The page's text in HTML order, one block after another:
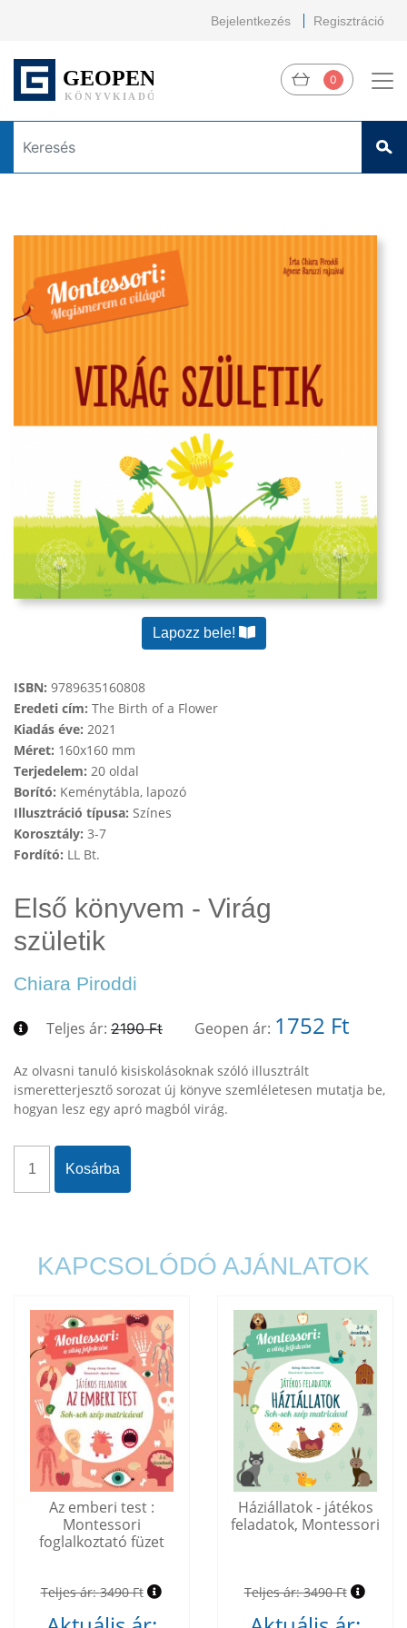
Bejelentkezés Regisztráció
0
Lapozz bele!
ISBN: 9789635160808
Eredeti cím: The Birth of a Flower
Kiadás éve: 2021
Méret: 160x160 mm
Terjedelem: 20 oldal
Borító: Keménytábla, lapozó
Illusztráció típusa: Színes
Korosztály: 3-7
Fordító: LL Bt.
Első könyvem - Virág
születik
Chiara Piroddi
Teljes ár: 2190 Ft Geopen ár: 1752 Ft
Az olvasni tanuló kisiskolásoknak szóló illusztrált
ismeretterjesztő sorozat új könyve szemléletesen mutatja be,
hogyan lesz egy apró magból virág.
Kosárba
KAPCSOLÓDÓ AJÁNLATOK
Az emberi test :
Montessori
foglalkoztató füzet
Teljes ár:3490 Ft
Háziállatok - játékos
feladatok, Montessori
Teljes ár:3490 Ft